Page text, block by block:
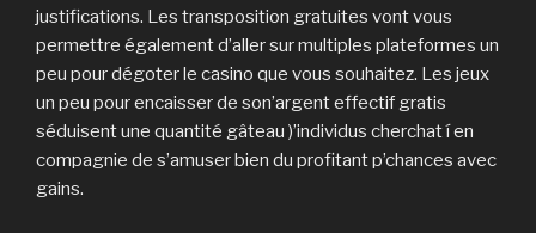
justifications. Les transposition gratuites vont vous
permettre également d’aller sur multiples plateformes un
peu pour dégoter le casino que vous souhaitez. Les jeux
un peu pour encaisser de son’argent effectif gratis
séduisent une quantité gâteau )’individus cherchat í en
compagnie de s’amuser bien du profitant p’chances avec
gains.